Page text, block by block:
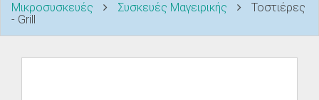
Μικροσυσκευές Συσκευές Μαγειρικής
Τοστιέρες
- Grill